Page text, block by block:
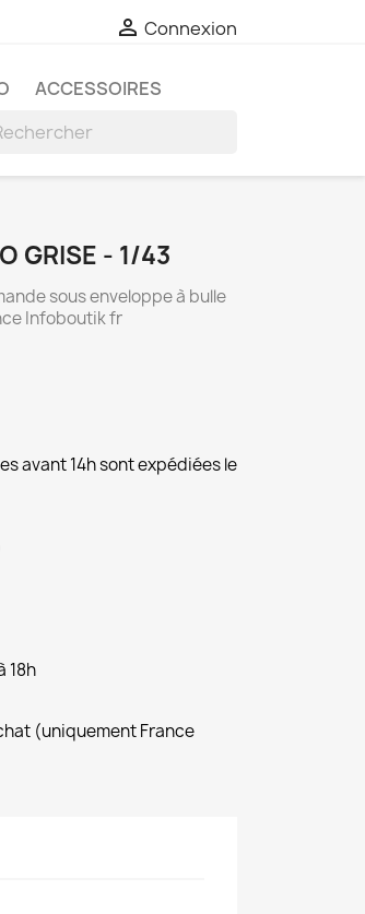
 Connexion
ACCESSOIRES
GRISE - 1/43
sous enveloppe à bulle
Infoboutik fr
avant 14h sont expédiées le
18h
(uniquement France